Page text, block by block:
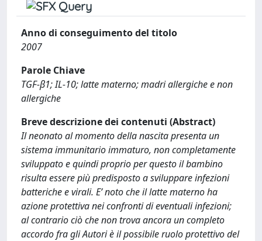
Anno di conseguimento del titolo
2007
Parole Chiave
TGF-β1; IL-10; latte materno; madri allergiche e non
allergiche
Breve descrizione dei contenuti (Abstract)
Il neonato al momento della nascita presenta un
sistema immunitario immaturo, non completamente
sviluppato e quindi proprio per questo il bambino
risulta essere più predisposto a sviluppare infezioni
batteriche e virali. E’ noto che il latte materno ha
azione protettiva nei confronti di eventuali infezioni;
al contrario ciò che non trova ancora un completo
accordo fra gli Autori è il possibile ruolo protettivo del